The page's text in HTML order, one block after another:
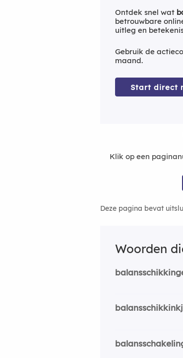
Ontdek snel wat
betrouwbare
uitleg en
Gebruik de
maand.
Start direct
Klik op een
Deze pagina bevat
Woorden